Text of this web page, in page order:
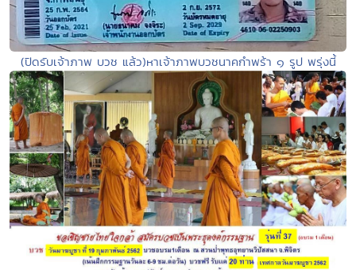
(ปิดรับเจ้าภาพ บวช แล้ว)หาเจ้าภาพบวชนาคกำพร้า ๑ รูป พรุ่งนี้